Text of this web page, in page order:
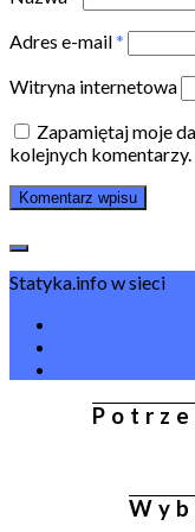
Adres e-mail*
Witryna internetowa
Zapamiętaj moje
kolejnych komentarzy.
Statyka.info w sieci